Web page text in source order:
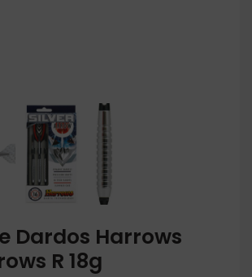
Dardos Harrows
R 18g